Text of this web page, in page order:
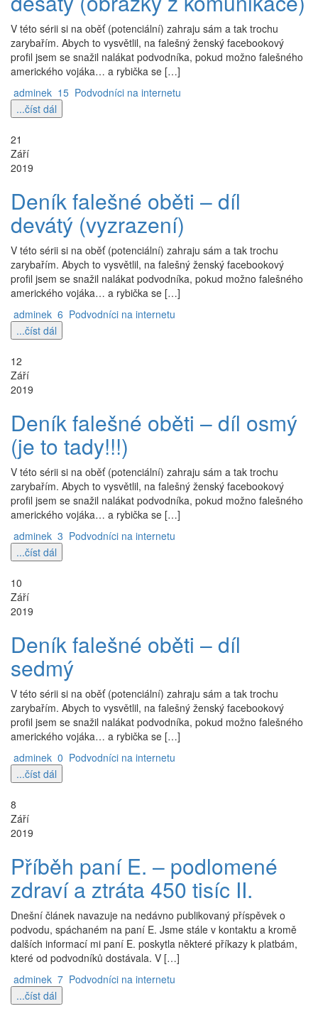
V této sérii si na oběť (potenciální) zahraju sám a tak trochu
zarybařím. Abych to vysvětlil, na falešný ženský facebookový
profil jsem se snažil nalákat podvodníka, pokud možno falešného
amerického vojáka… a rybička se […]
adminek 15 Podvodníci na internetu
...číst dál
21
Září
2019
Deník falešné oběti – díl
devátý (vyzrazení)
V této sérii si na oběť (potenciální) zahraju sám a tak trochu
zarybařím. Abych to vysvětlil, na falešný ženský facebookový
profil jsem se snažil nalákat podvodníka, pokud možno falešného
amerického vojáka… a rybička se […]
adminek 6 Podvodníci na internetu
...číst dál
12
Září
2019
Deník falešné oběti – díl osmý
(je to tady!!!)
V této sérii si na oběť (potenciální) zahraju sám a tak trochu
zarybařím. Abych to vysvětlil, na falešný ženský facebookový
profil jsem se snažil nalákat podvodníka, pokud možno falešného
amerického vojáka… a rybička se […]
adminek 3 Podvodníci na internetu
...číst dál
10
Září
2019
Deník falešné oběti – díl
sedmý
V této sérii si na oběť (potenciální) zahraju sám a tak trochu
zarybařím. Abych to vysvětlil, na falešný ženský facebookový
profil jsem se snažil nalákat podvodníka, pokud možno falešného
amerického vojáka… a rybička se […]
adminek 0 Podvodníci na internetu
...číst dál
8
Září
2019
Příběh paní E. – podlomené
zdraví a ztráta 450 tisíc II.
Dnešní článek navazuje na nedávno publikovaný příspěvek o
podvodu, spáchaném na paní E. Jsme stále v kontaktu a kromě
dalších informací mi paní E. poskytla některé příkazy k platbám,
které od podvodníků dostávala. V […]
adminek 7 Podvodníci na internetu
...číst dál